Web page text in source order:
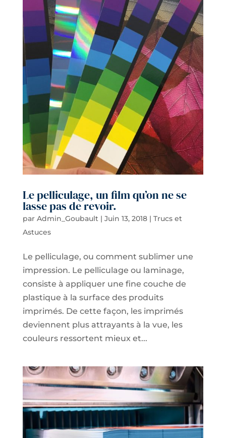
Le pelliculage, un film qu’on ne se
lasse pas de revoir.
par Admin_Goubault| Juin 13, 2018| Trucs et
Astuces
Le pelliculage, ou comment sublimer une
impression. Le pelliculage ou laminage,
consiste à appliquer une fine couche de
plastique à la surface des produits
imprimés. De cette façon, les imprimés
deviennent plus attrayants à la vue, les
couleurs ressortent mieux et...